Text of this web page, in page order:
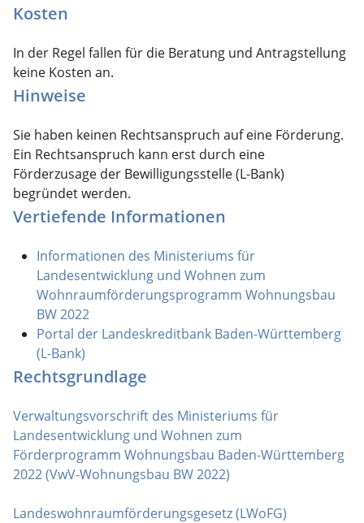
Kosten
In der Regel fallen für die Beratung und Antragstellung
keine Kosten an.
Hinweise
Sie haben keinen Rechtsanspruch auf eine Förderung.
Ein Rechtsanspruch kann erst durch eine
Förderzusage der Bewilligungsstelle (L-Bank)
begründet werden.
Vertiefende Informationen
Informationen des Ministeriums für
Landesentwicklung und Wohnen zum
Wohnraumförderungsprogramm Wohnungsbau
BW 2022
Portal der Landeskreditbank Baden-Württemberg
(L-Bank)
Rechtsgrundlage
Verwaltungsvorschrift des Ministeriums für
Landesentwicklung und Wohnen zum
Förderprogramm Wohnungsbau Baden-Württemberg
2022 (VwV-Wohnungsbau BW 2022)
Landeswohnraumförderungsgesetz (LWoFG)